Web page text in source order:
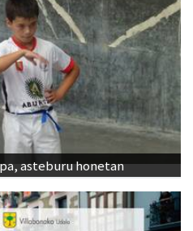
asteburu honetan